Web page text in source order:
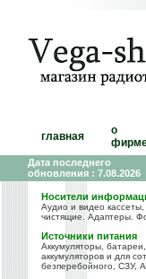
главная
о
Дата последнего
обновления : 7.08.2026
Носители
Аудио и видео кассеты,
чистящие. Адаптеры.
Источники питания
Аккумуляторы,
аккумуляторов и для
безперебойного, СЗУ,